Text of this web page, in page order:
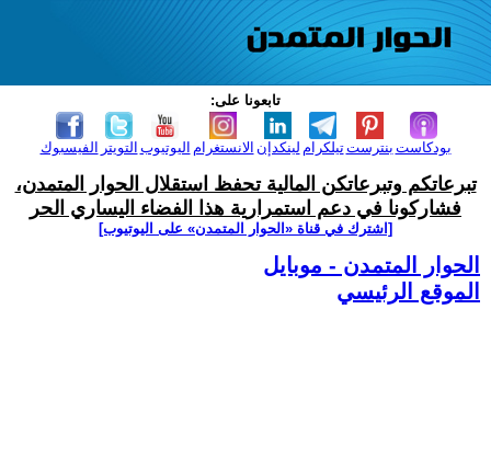
تابعونا على:
الفيسبوك التويتر اليوتيوب الانستغرام لينكدإن تيلكرامبنترست بودكاست
تبرعاتكم وتبرعاتكن المالية تحفظ استقلال الحوار المتمدن،
فشاركونا في دعم استمرارية هذا الفضاء اليساري الحر
[اشترك في قناة ‫«الحوار المتمدن» على اليوتيوب]
الحوار المتمدن - موبايل
الموقع الرئيسي